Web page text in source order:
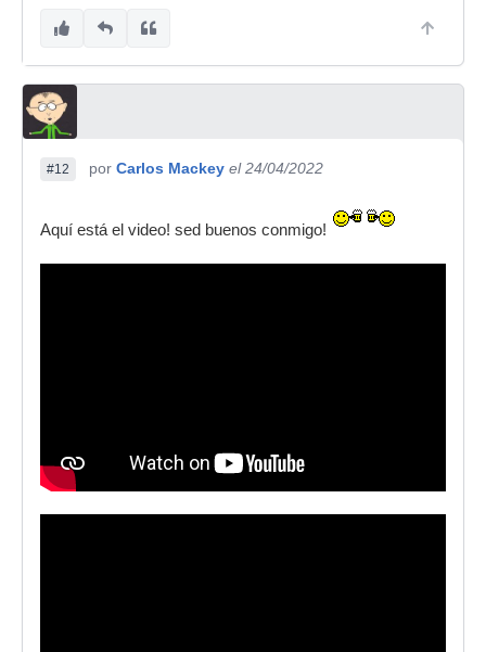
#12 por Carlos Mackey el 24/04/2022
Aquí está el video! sed buenos conmigo!